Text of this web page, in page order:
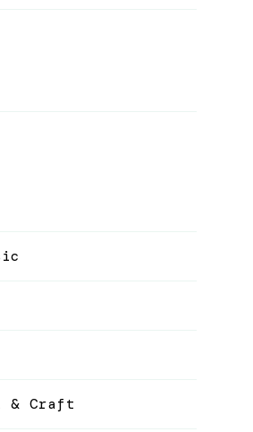
& Craft